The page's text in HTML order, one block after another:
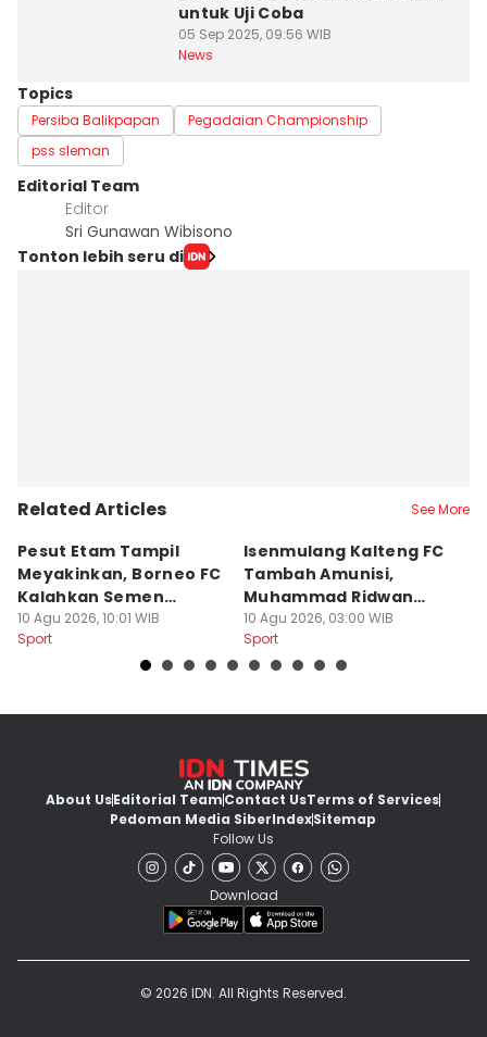
untuk Uji Coba
05 Sep 2025, 09:56 WIB
News
Topics
Persiba Balikpapan
Pegadaian Championship
pss sleman
Editorial Team
Editor
Sri Gunawan Wibisono
Tonton lebih seru di
Related Articles See More
Pesut Etam Tampil
Meyakinkan, Borneo FC
Kalahkan Semen
Padang 2-1
10 Agu 2026, 10:01 WIB
Sport
Isenmulang Kalteng FC
Tambah Amunisi,
Muhammad Ridwan
Langsung Merapat
10 Agu 2026, 03:00 WIB
Sport
About UsEditorial TeamContact UsTerms of Services
Pedoman Media SiberIndexSitemap
Follow Us
Download
© 2026 IDN. All Rights Reserved.